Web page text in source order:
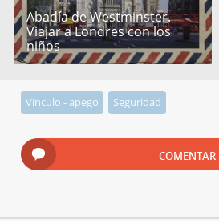
Abadía de Westminster.
Viajar a Londres con los
niños
Vínculo - apego Seguridad
COMENTAR